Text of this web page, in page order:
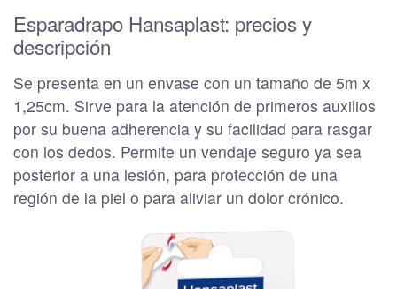
Esparadrapo Hansaplast: precios y
descripción
Se presenta en un envase con un tamaño de 5m x
1,25cm. Sirve para la atención de primeros auxilios
por su buena adherencia y su facilidad para rasgar
con los dedos. Permite un vendaje seguro ya sea
posterior a una lesión, para protección de una
región de la piel o para aliviar un dolor crónico.